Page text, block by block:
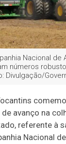
Nacional de
números
Divulgação/
avanço na
referente à
Nacional